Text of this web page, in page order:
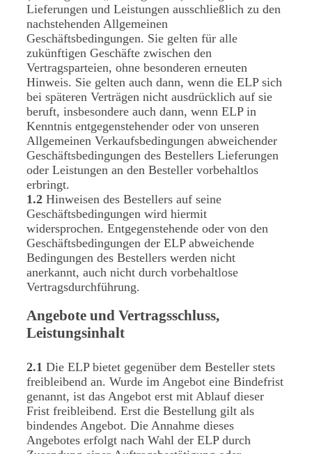
Lieferungen und Leistungen ausschließlich zu den
nachstehenden Allgemeinen
Geschäftsbedingungen. Sie gelten für alle
zukünftigen Geschäfte zwischen den
Vertragsparteien, ohne besonderen erneuten
Hinweis. Sie gelten auch dann, wenn die ELP sich
bei späteren Verträgen nicht ausdrücklich auf sie
beruft, insbesondere auch dann, wenn ELP in
Kenntnis entgegenstehender oder von unseren
Allgemeinen Verkaufsbedingungen abweichender
Geschäftsbedingungen des Bestellers Lieferungen
oder Leistungen an den Besteller vorbehaltlos
erbringt.
1.2 Hinweisen des Bestellers auf seine
Geschäftsbedingungen wird hiermit
widersprochen. Entgegenstehende oder von den
Geschäftsbedingungen der ELP abweichende
Bedingungen des Bestellers werden nicht
anerkannt, auch nicht durch vorbehaltlose
Vertragsdurchführung.
Angebote und Vertragsschluss,
Leistungsinhalt
2.1 Die ELP bietet gegenüber dem Besteller stets
freibleibend an. Wurde im Angebot eine Bindefrist
genannt, ist das Angebot erst mit Ablauf dieser
Frist freibleibend. Erst die Bestellung gilt als
bindendes Angebot. Die Annahme dieses
Angebotes erfolgt nach Wahl der ELP durch